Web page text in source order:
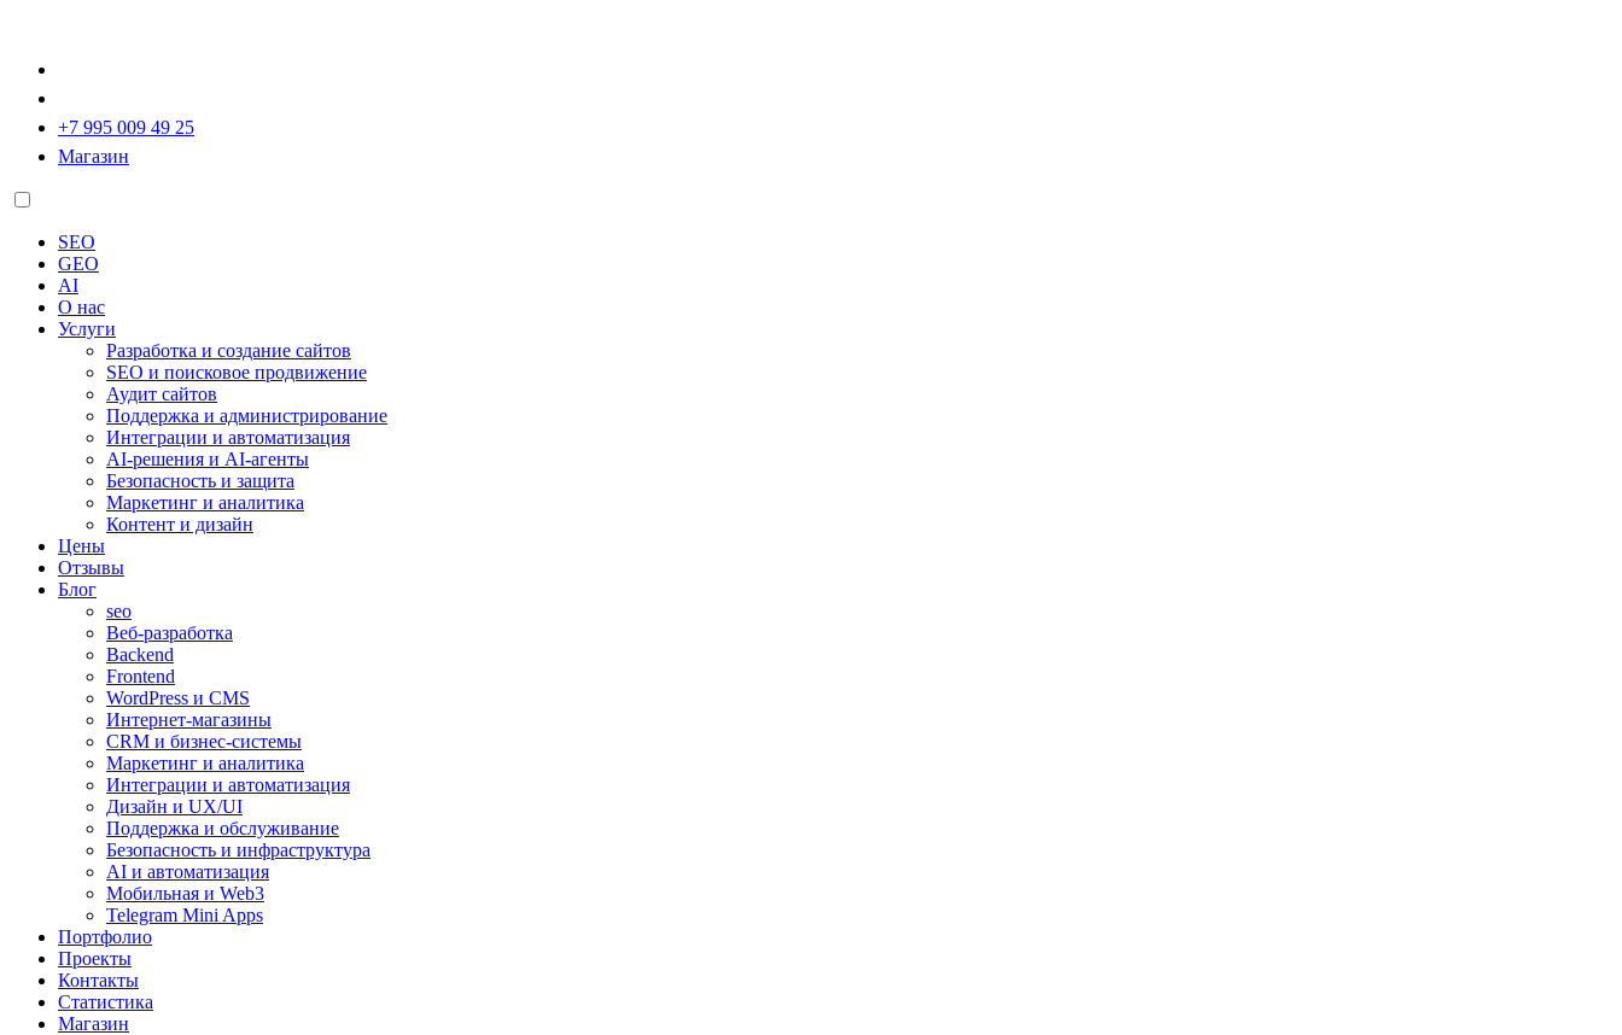
+7 995 009 49 25
Магазин
SEO
GEO
AI
О нас
Услуги
Разработка и создание сайтов
SEO и поисковое продвижение
Аудит сайтов
Поддержка и администрирование
Интеграции и автоматизация
AI-решения и AI-агенты
Безопасность и защита
Маркетинг и аналитика
Контент и дизайн
Цены
Отзывы
Блог
seo
Веб-разработка
Backend
Frontend
WordPress и CMS
Интернет-магазины
CRM и бизнес-системы
Маркетинг и аналитика
Интеграции и автоматизация
Дизайн и UX/UI
Поддержка и обслуживание
Безопасность и инфраструктура
AI и автоматизация
Мобильная и Web3
Telegram Mini Apps
Портфолио
Проекты
Контакты
Статистика
Магазин